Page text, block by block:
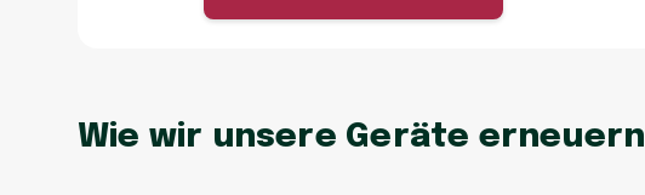
Wie wir unsere Geräte erneuern